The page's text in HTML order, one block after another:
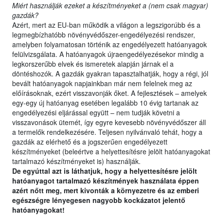
Miért használják ezeket a készítményeket a (nem csak magyar)
gazdák?
Azért, mert az EU-ban működik a világon a legszigorúbb és a
legmegbízhatóbb növényvédőszer-engedélyezési rendszer,
amelyben folyamatosan történik az engedélyezett hatóanyagok
felülvizsgálata. A hatóanyagok újraengedélyezésekor mindig a
legkorszerűbb elvek és ismeretek alapján járnak el a
döntéshozók. A gazdák gyakran tapasztalhatják, hogy a régi, jól
bevált hatóanyagok napjainkban már nem felelnek meg az
előírásoknak, ezért visszavonják őket. A fejlesztések – amelyek
egy-egy új hatóanyag esetében legalább 10 évig tartanak az
engedélyezési eljárással együtt – nem tudják követni a
visszavonások ütemét, így egyre kevesebb növényvédőszer áll
a termelők rendelkezésére. Teljesen nyilvánvaló tehát, hogy a
gazdák az elérhető és a jogszerűen engedélyezett
készítményeket (beleértve a helyettesítésre jelölt hatóanyagokat
tartalmazó készítményeket is) használják.
De egyúttal azt is láthatjuk, hogy a helyettesítésre jelölt
hatóanyagot tartalmazó készítmények használata éppen
azért nőtt meg, mert kivonták a környezetre és az emberi
egészségre lényegesen nagyobb kockázatot jelentő
hatóanyagokat!